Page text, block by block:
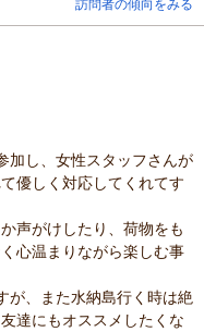
訪問者の傾向をみる
加し、女性スタッフさんが
優しく対応してくれてす
声がけしたり、荷物をも
心温まりながら楽しむ事
が、また水納島行く時は絶
達にもオススメしたくな